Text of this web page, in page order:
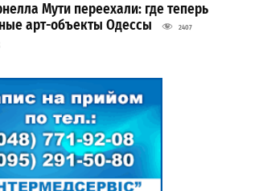
Мути переехали: где теперь
арт-объекты Одессы
2407